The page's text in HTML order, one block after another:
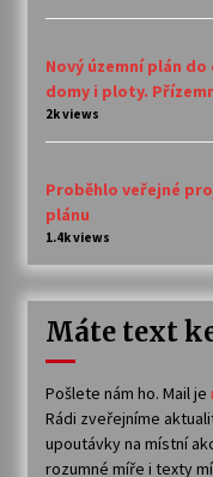
Nový územní plán
domy i ploty.
2k views
Proběhlo veřejné
plánu
1.4k views
Máte text
Pošlete nám ho. Mail je
Rádi zveřejníme
upoutávky na místní
rozumné míře i texty